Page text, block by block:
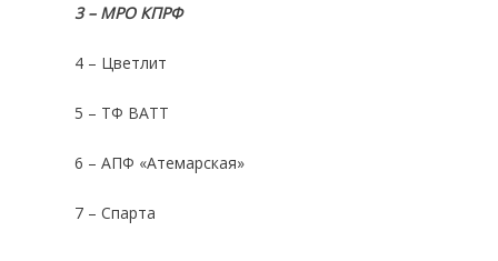
3 – МРО КПРФ
4 – Цветлит
5 – ТФ ВАТТ
6 – АПФ «Атемарская»
7 – Спарта